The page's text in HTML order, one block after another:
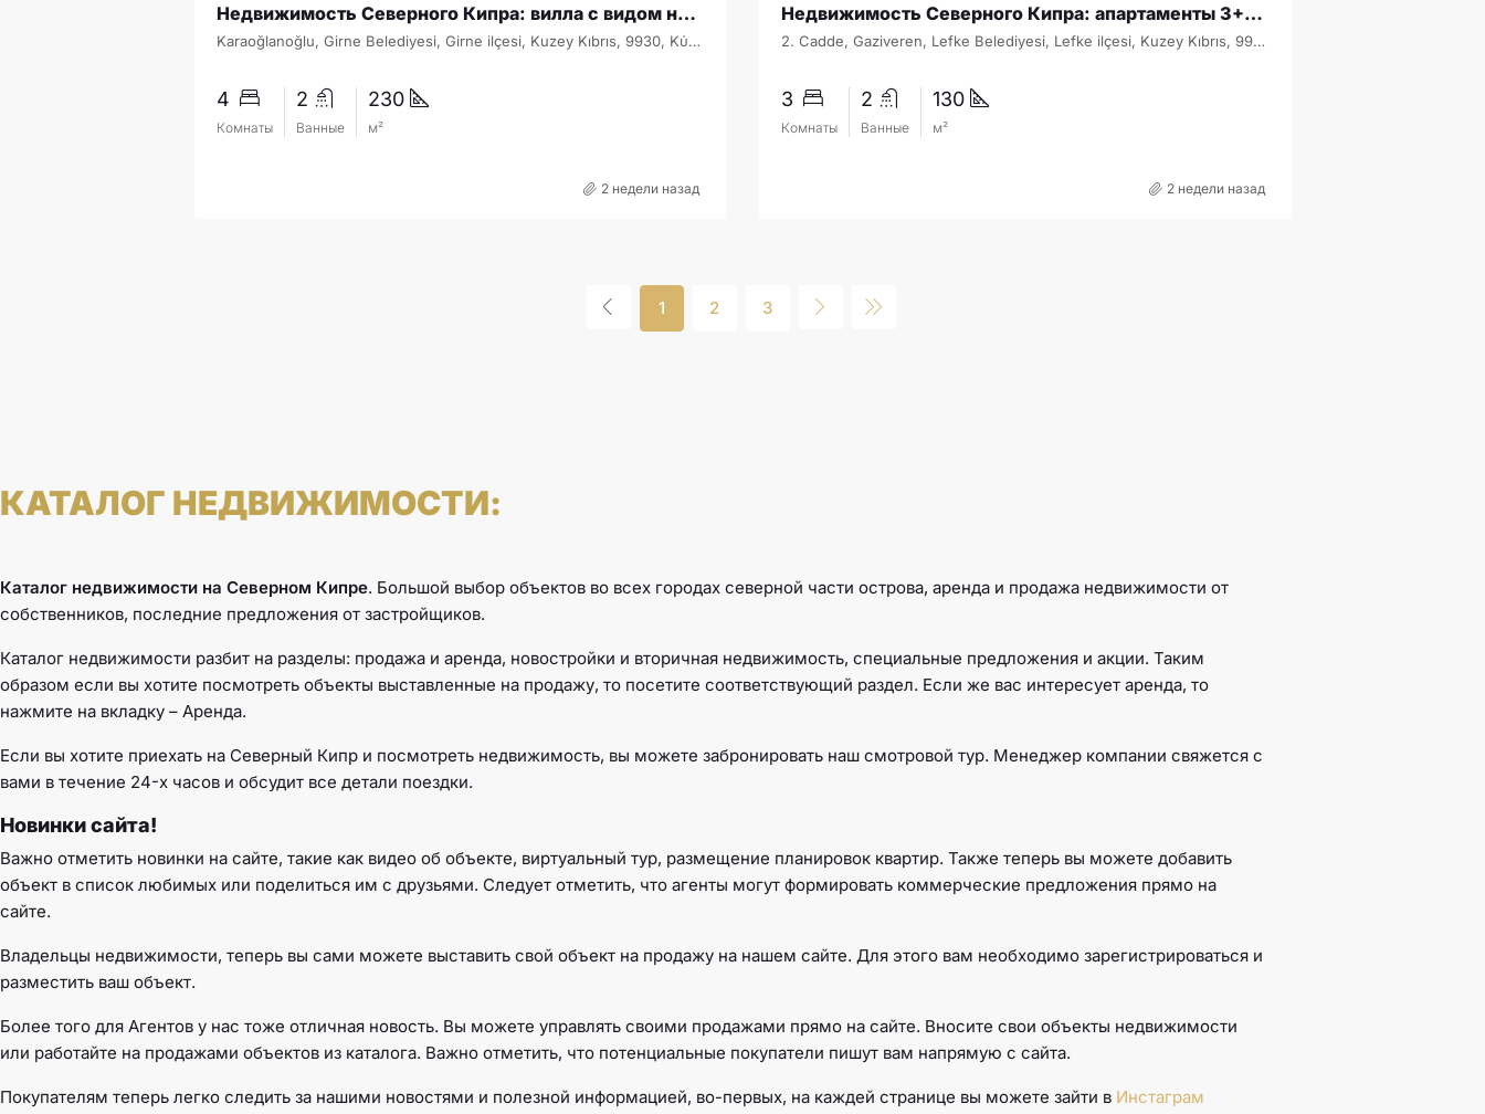
Недвижимость Северного Кипра: вилла с видом на море в Кирении — роскошь, комфорт и инвестиции SV-31134
Karaoğlanoğlu, Girne Belediyesi, Girne ilçesi, Kuzey Kıbrıs, 9930, Κύπρος - Kıbrıs
4
Комнаты
2
Ванные
230
м²
2 недели назад
Недвижимость Северного Кипра: апартаменты 3+1 на первой линии моря в Aphrodite Beach Resort с садом и инфраструктурой
2. Cadde, Gaziveren, Lefke Belediyesi, Lefke ilçesi, Kuzey Kıbrıs, 99790, Κύπρος - Kıbrıs
3
Комнаты
2
Ванные
130
м²
2 недели назад
1 2 3
КАТАЛОГ НЕДВИЖИМОСТИ:
Каталог недвижимости на Северном Кипре. Большой выбор объектов во всех городах северной части острова, аренда и продажа недвижимости от
собственников, последние предложения от застройщиков.
Каталог недвижимости разбит на разделы: продажа и аренда, новостройки и вторичная недвижимость, специальные предложения и акции. Таким
образом если вы хотите посмотреть объекты выставленные на продажу, то посетите соответствующий раздел. Если же вас интересует аренда, то
нажмите на вкладку – Аренда.
Если вы хотите приехать на Северный Кипр и посмотреть недвижимость, вы можете забронировать наш смотровой тур. Менеджер компании свяжется с
вами в течение 24-х часов и обсудит все детали поездки.
Новинки сайта!
Важно отметить новинки на сайте, такие как видео об объекте, виртуальный тур, размещение планировок квартир. Также теперь вы можете добавить
объект в список любимых или поделиться им с друзьями. Следует отметить, что агенты могут формировать коммерческие предложения прямо на
сайте.
Владельцы недвижимости, теперь вы сами можете выставить свой объект на продажу на нашем сайте. Для этого вам необходимо зарегистрироваться и
разместить ваш объект.
Более того для Агентов у нас тоже отличная новость. Вы можете управлять своими продажами прямо на сайте. Вносите свои объекты недвижимости
или работайте на продажами объектов из каталога. Важно отметить, что потенциальные покупатели пишут вам напрямую с сайта.
Покупателям теперь легко следить за нашими новостями и полезной информацией, во-первых, на каждей странице вы можете зайти в Инстаграм